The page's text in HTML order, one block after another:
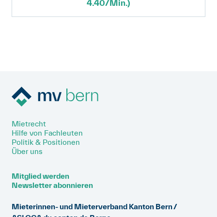
4.40/Min.)
Mietrecht
Hilfe von Fachleuten
Politik & Positionen
Über uns
Mitglied werden
Newsletter abonnieren
Mieterinnen- und Mieterverband Kanton Bern /